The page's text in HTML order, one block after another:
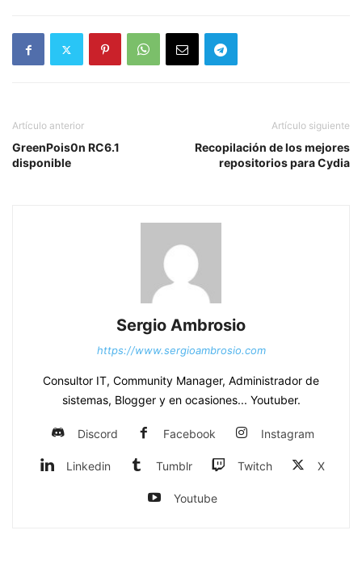
Artículo anterior
GreenPois0n RC6.1
disponible
Artículo siguiente
Recopilación de los mejores
repositorios para Cydia
Sergio Ambrosio
https://www.sergioambrosio.com
Consultor IT, Community Manager, Administrador de
sistemas, Blogger y en ocasiones... Youtuber.
Discord Facebook Instagram
Linkedin Tumblr Twitch X
Youtube